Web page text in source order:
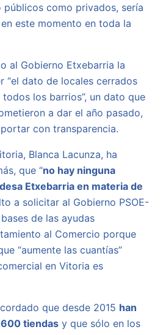
como privados, sería
este momento en toda la
al Gobierno Etxebarria la
“el dato de locales cerrados
los barrios”, un dato que
a dar el año pasado,
con transparencia.
Blanca Lacunza, ha
que “no hay ninguna
Etxebarria en materia de
a solicitar al Gobierno PSOE-
de las ayudas
al Comercio porque
“aumente las cuantías”
en Vitoria es
que desde 2015 han
tiendas y que sólo en los